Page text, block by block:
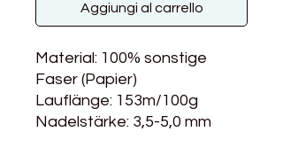
Aggiungi al carrello
Material: 100% sonstige
Faser (Papier)
Lauflänge: 153m/100g
Nadelstärke: 3,5-5,0 mm